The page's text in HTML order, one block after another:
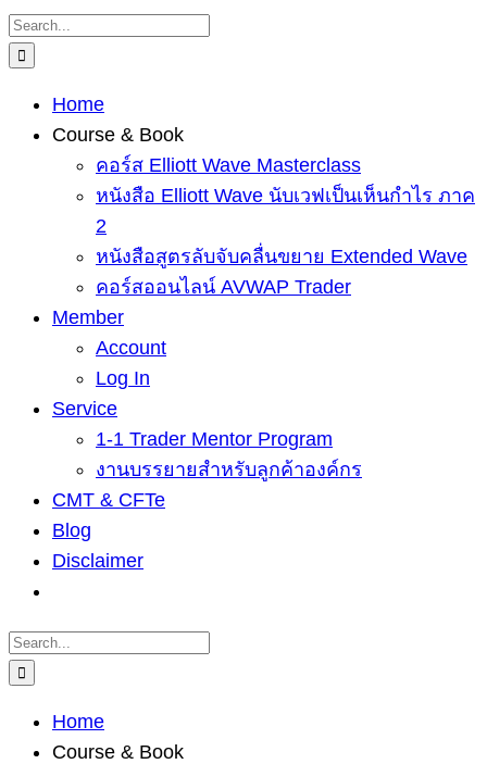
Skip
to
Search
for:
Home
Course & Book
คอร์ส Elliott Wave Masterclass
หนังสือ Elliott Wave นับเวฟเป็นเห็นกำไร ภาค
2
หนังสือสูตรลับจับคลื่นขยาย Extended Wave
คอร์สออนไลน์ AVWAP Trader
Member
Account
Log In
Service
1-1 Trader Mentor Program
งานบรรยายสำหรับลูกค้าองค์กร
CMT & CFTe
Blog
Disclaimer
Search
for:
Home
Course & Book